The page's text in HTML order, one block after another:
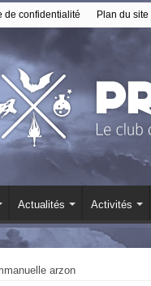
de confidentialité Plan du site
Actualités Activités
arzon